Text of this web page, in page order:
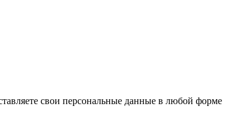
свои персональные данные в любой форме